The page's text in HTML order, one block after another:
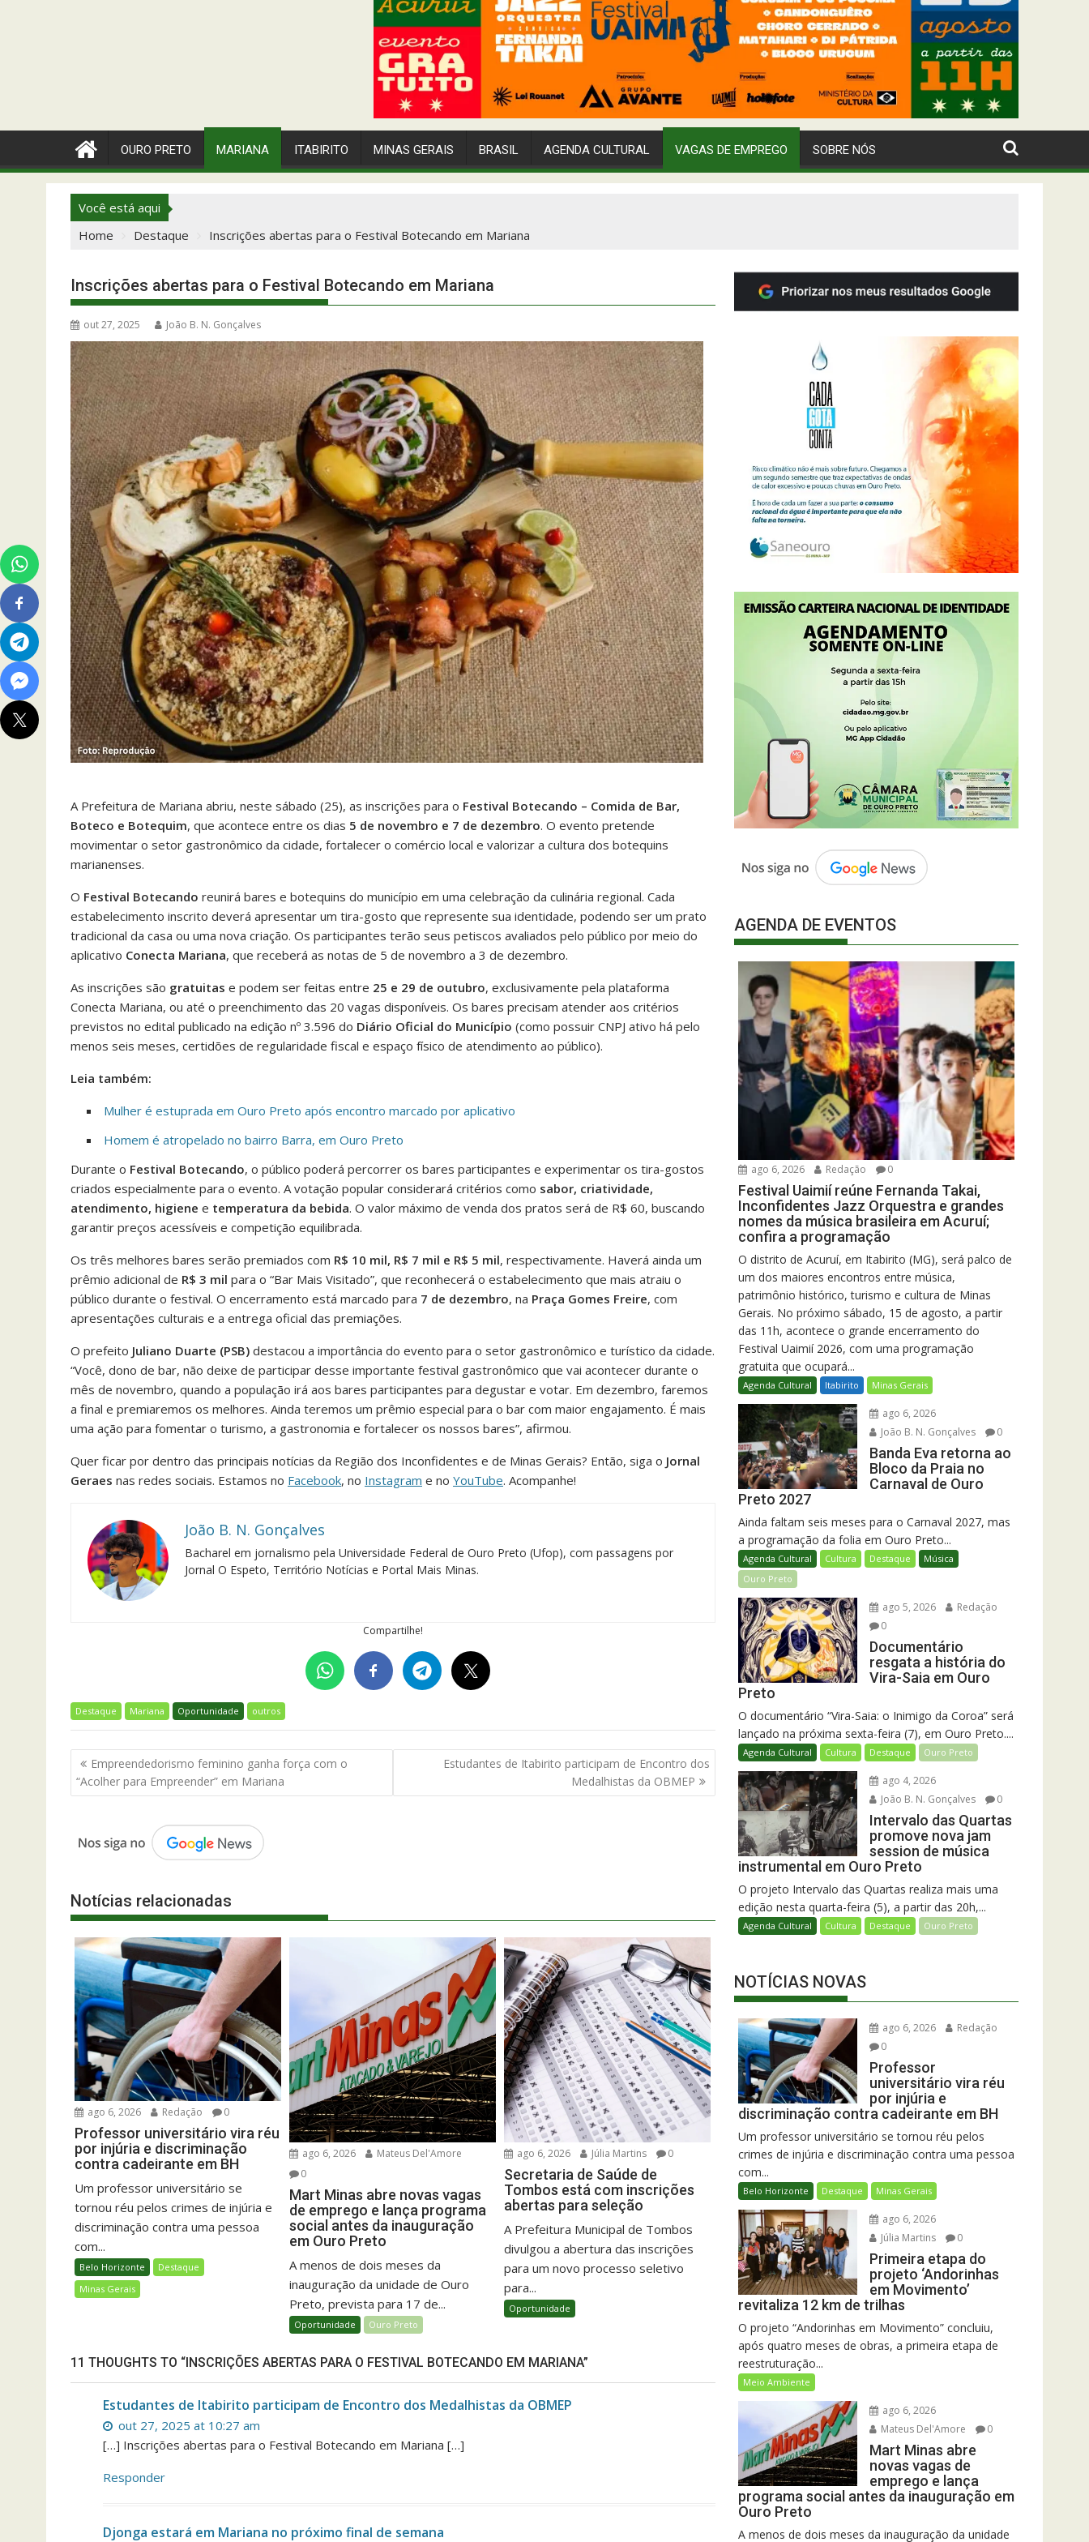
OURO PRETO MARIANA ITABIRITO MINAS GERAIS BRASIL AGENDA CULTURAL VAGAS DE EMPREGO SOBRE NÓS
Você está aqui
Home
Destaque Inscrições abertas para o Festival Botecando em Mariana
Inscrições abertas para o Festival Botecando em Mariana
out 27, 2025 João B. N. Gonçalves
A Prefeitura de Mariana abriu, neste sábado (25), as inscrições para o Festival Botecando – Comida de Bar,
Boteco e Botequim, que acontece entre os dias 5 de novembro e 7 de dezembro. O evento pretende
movimentar o setor gastronômico da cidade, fortalecer o comércio local e valorizar a cultura dos botequins
marianenses.
O Festival Botecando reunirá bares e botequins do município em uma celebração da culinária regional. Cada
estabelecimento inscrito deverá apresentar um tira-gosto que represente sua identidade, podendo ser um prato
tradicional da casa ou uma nova criação. Os participantes terão seus petiscos avaliados pelo público por meio do
aplicativo Conecta Mariana, que receberá as notas de 5 de novembro a 3 de dezembro.
As inscrições são gratuitas e podem ser feitas entre 25 e 29 de outubro, exclusivamente pela plataforma
Conecta Mariana, ou até o preenchimento das 20 vagas disponíveis. Os bares precisam atender aos critérios
previstos no edital publicado na edição nº 3.596 do Diário Oficial do Município (como possuir CNPJ ativo há pelo
menos seis meses, certidões de regularidade fiscal e espaço físico de atendimento ao público).
Leia também:
Mulher é estuprada em Ouro Preto após encontro marcado por aplicativo
Homem é atropelado no bairro Barra, em Ouro Preto
Durante o Festival Botecando, o público poderá percorrer os bares participantes e experimentar os tira-gostos
criados especialmente para o evento. A votação popular considerará critérios como sabor, criatividade,
atendimento, higiene e temperatura da bebida. O valor máximo de venda dos pratos será de R$ 60, buscando
garantir preços acessíveis e competição equilibrada.
Os três melhores bares serão premiados com R$ 10 mil, R$ 7 mil e R$ 5 mil, respectivamente. Haverá ainda um
prêmio adicional de R$ 3 mil para o “Bar Mais Visitado”, que reconhecerá o estabelecimento que mais atraiu o
público durante o festival. O encerramento está marcado para 7 de dezembro, na Praça Gomes Freire, com
apresentações culturais e a entrega oficial das premiações.
O prefeito Juliano Duarte (PSB) destacou a importância do evento para o setor gastronômico e turístico da cidade.
“Você, dono de bar, não deixe de participar desse importante festival gastronômico que vai acontecer durante o
mês de novembro, quando a população irá aos bares participantes para degustar e votar. Em dezembro, faremos
a final e premiaremos os melhores. Ainda teremos um prêmio especial para o bar com maior engajamento. É mais
uma ação para fomentar o turismo, a gastronomia e fortalecer os nossos bares”, afirmou.
Quer ficar por dentro das principais notícias da Região dos Inconfidentes e de Minas Gerais? Então, siga o Jornal
Geraes nas redes sociais. Estamos no Facebook, no Instagram e no YouTube. Acompanhe!
João B. N. Gonçalves
Bacharel em jornalismo pela Universidade Federal de Ouro Preto (Ufop), com passagens por
Jornal O Espeto, Território Notícias e Portal Mais Minas.
Compartilhe!
Destaque Mariana Oportunidade outros
Navegação
de
Post
Empreendedorismo feminino ganha força com o
“Acolher para Empreender” em Mariana
Estudantes de Itabirito participam de Encontro dos
Medalhistas da OBMEP
Notícias relacionadas
ago 6, 2026 Redação 0
Professor universitário vira réu
por injúria e discriminação
contra cadeirante em BH
Um professor universitário se
tornou réu pelos crimes de injúria e
discriminação contra uma pessoa
com...
Belo Horizonte
Destaque
Minas Gerais
ago 6, 2026
Mateus Del'Amore
0
Mart Minas abre novas vagas
de emprego e lança programa
social antes da inauguração
em Ouro Preto
A menos de dois meses da
inauguração da unidade de Ouro
Preto, prevista para 17 de...
Oportunidade Ouro Preto
ago 6, 2026 Júlia Martins 0
Secretaria de Saúde de
Tombos está com inscrições
abertas para seleção
A Prefeitura Municipal de Tombos
divulgou a abertura das inscrições
para um novo processo seletivo
para...
Oportunidade
11 THOUGHTS TO “INSCRIÇÕES ABERTAS PARA O FESTIVAL BOTECANDO EM MARIANA”
Estudantes de Itabirito participam de Encontro dos Medalhistas da OBMEP
out 27, 2025 at 10:27 am
[…] Inscrições abertas para o Festival Botecando em Mariana […]
Responder
Djonga estará em Mariana no próximo final de semana
AGENDA DE EVENTOS
ago 6, 2026 Redação 0
Festival Uaimií reúne Fernanda Takai,
Inconfidentes Jazz Orquestra e grandes
nomes da música brasileira em Acuruí;
confira a programação
O distrito de Acuruí, em Itabirito (MG), será palco de
um dos maiores encontros entre música,
patrimônio histórico, turismo e cultura de Minas
Gerais. No próximo sábado, 15 de agosto, a partir
das 11h, acontece o grande encerramento do
Festival Uaimií 2026, com uma programação
gratuita que ocupará...
Agenda Cultural Itabirito Minas Gerais
ago 6, 2026
João B. N. Gonçalves
0
Banda Eva retorna ao
Bloco da Praia no
Carnaval de Ouro
Preto 2027
Ainda faltam seis meses para o Carnaval 2027, mas
a programação da folia em Ouro Preto...
Agenda Cultural Cultura Destaque
Música
Ouro Preto
ago 5, 2026
Redação
0
Documentário
resgata a história do
Vira-Saia em Ouro
Preto
O documentário “Vira-Saia: o Inimigo da Coroa” será
lançado na próxima sexta-feira (7), em Ouro Preto....
Agenda Cultural Cultura Destaque Ouro Preto
ago 4, 2026
João B. N. Gonçalves
0
Intervalo das Quartas
promove nova jam
session de música
instrumental em Ouro Preto
O projeto Intervalo das Quartas realiza mais uma
edição nesta quarta-feira (5), a partir das 20h,...
Agenda Cultural Cultura Destaque Ouro Preto
NOTÍCIAS NOVAS
ago 6, 2026
Redação
0
Professor
universitário vira réu
por injúria e
discriminação contra cadeirante em BH
Um professor universitário se tornou réu pelos
crimes de injúria e discriminação contra uma pessoa
com...
Belo Horizonte Destaque Minas Gerais
ago 6, 2026
Júlia Martins
0
Primeira etapa do
projeto ‘Andorinhas
em Movimento’
revitaliza 12 km de trilhas
O projeto “Andorinhas em Movimento” concluiu,
após quatro meses de obras, a primeira etapa de
reestruturação...
Meio Ambiente
ago 6, 2026
Mateus Del'Amore
0
Mart Minas abre
novas vagas de
emprego e lança
programa social antes da inauguração em
Ouro Preto
A menos de dois meses da inauguração da unidade